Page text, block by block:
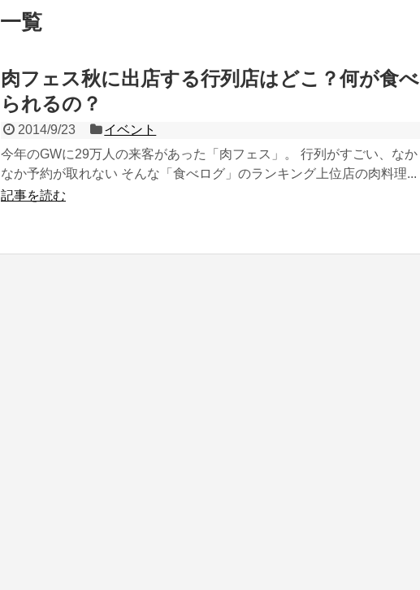
一覧
肉フェス秋に出店する行列店はどこ？何が食べ
られるの？
2014/9/23
イベント
今年のGWに29万人の来客があった「肉フェス」。 行列がすごい、なか
なか予約が取れない そんな「食べログ」のランキング上位店の肉料理...
記事を読む